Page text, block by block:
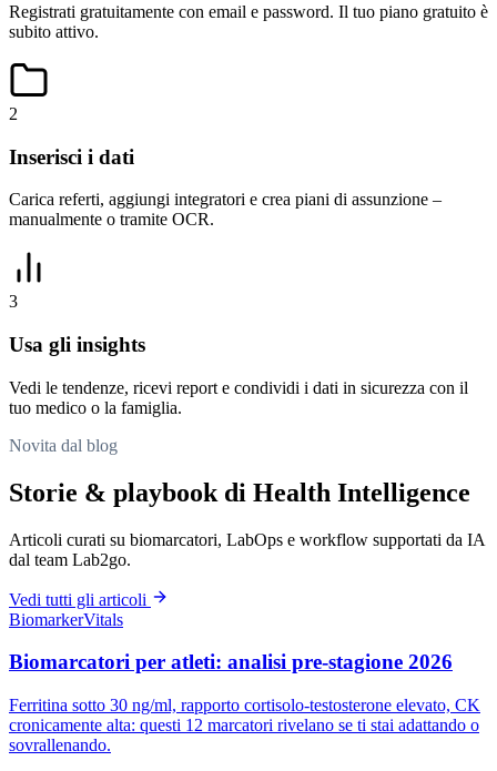
Registrati gratuitamente con email e password. Il tuo piano gratuito è
subito attivo.
2
Inserisci i dati
Carica referti, aggiungi integratori e crea piani di assunzione –
manualmente o tramite OCR.
3
Usa gli insights
Vedi le tendenze, ricevi report e condividi i dati in sicurezza con il
tuo medico o la famiglia.
Novita dal blog
Storie & playbook di Health Intelligence
Articoli curati su biomarcatori, LabOps e workflow supportati da IA
dal team Lab2go.
Vedi tutti gli articoli
BiomarkerVitals
Biomarcatori per atleti: analisi pre-stagione 2026
Ferritina sotto 30 ng/ml, rapporto cortisolo-testosterone elevato, CK
cronicamente alta: questi 12 marcatori rivelano se ti stai adattando o
sovrallenando.